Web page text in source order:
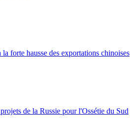
forte hausse des exportations chinoises
de la Russie pour l'Ossétie du Sud